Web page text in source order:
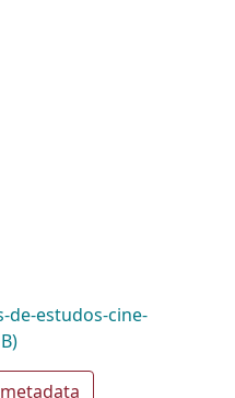
de-estudos-cine-